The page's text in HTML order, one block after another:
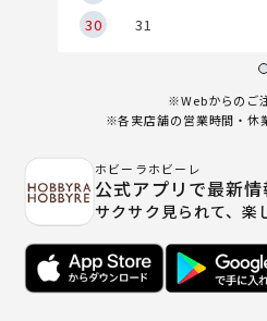
30
31
※Webからのご
※各実店舗の営業時間・休
ホビーラホビーレ
公式アプリで最新情
サクサク見られて、楽